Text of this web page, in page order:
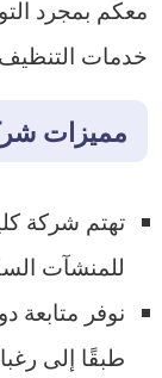
معكم بمجرد
خدمات
مميزات
تهتم شركة
للمنشآت
نوفر متابعة
طبقًا إلى